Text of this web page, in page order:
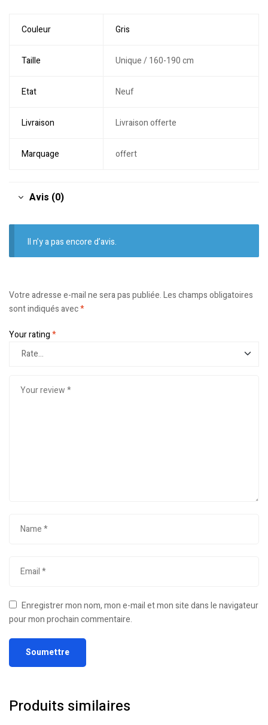
Couleur Gris
Taille Unique / 160-190 cm
Etat Neuf
Livraison Livraison offerte
Marquage offert
Avis (0)
Il n’y a pas encore d’avis.
Votre adresse e-mail ne sera pas publiée.Les champs obligatoires
sont indiqués avec*
Your rating*
Enregistrer mon nom, mon e-mail et mon site dans le navigateur
pour mon prochain commentaire.
Produits similaires